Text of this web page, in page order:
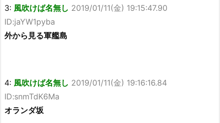
3: 風吹けば名無し 2019/01/11(金) 19:15:47.90
ID:jaYW1pyba
外から見る軍艦島
4: 風吹けば名無し 2019/01/11(金) 19:16:16.84
ID:snmTdK6Ma
オランダ坂